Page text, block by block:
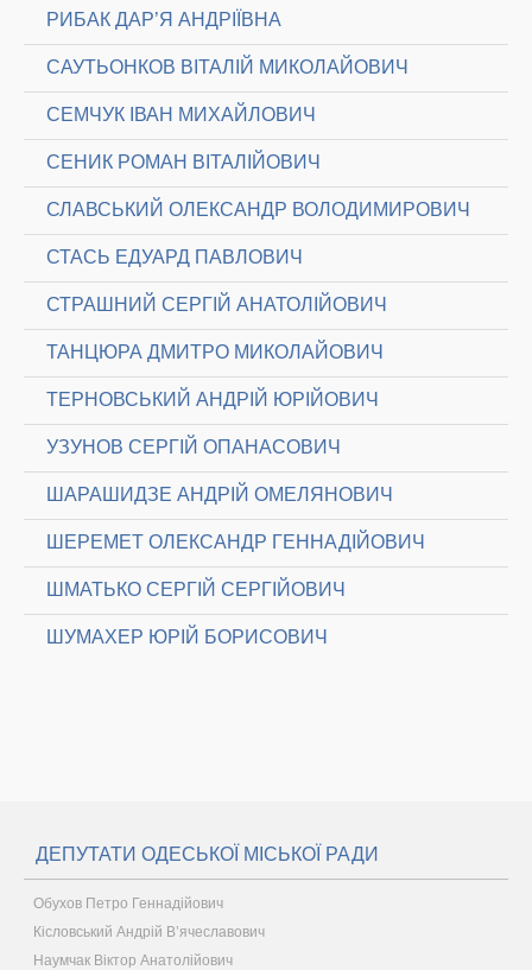
РИБАК ДАР’Я АНДРІЇВНА
САУТЬОНКОВ ВІТАЛІЙ МИКОЛАЙОВИЧ
СЕМЧУК ІВАН МИХАЙЛОВИЧ
СЕНИК РОМАН ВІТАЛІЙОВИЧ
СЛАВСЬКИЙ ОЛЕКСАНДР ВОЛОДИМИРОВИЧ
СТАСЬ ЕДУАРД ПАВЛОВИЧ
СТРАШНИЙ СЕРГІЙ АНАТОЛІЙОВИЧ
ТАНЦЮРА ДМИТРО МИКОЛАЙОВИЧ
ТЕРНОВСЬКИЙ АНДРІЙ ЮРІЙОВИЧ
УЗУНОВ СЕРГІЙ ОПАНАСОВИЧ
ШАРАШИДЗЕ АНДРІЙ ОМЕЛЯНОВИЧ
ШЕРЕМЕТ ОЛЕКСАНДР ГЕННАДІЙОВИЧ
ШМАТЬКО СЕРГІЙ СЕРГІЙОВИЧ
ШУМАХЕР ЮРІЙ БОРИСОВИЧ
ДЕПУТАТИ ОДЕСЬКОЇ МІСЬКОЇ РАДИ
Обухов Петро Геннадійович
Кісловський Андрій В’ячеславович
Наумчак Віктор Анатолійович